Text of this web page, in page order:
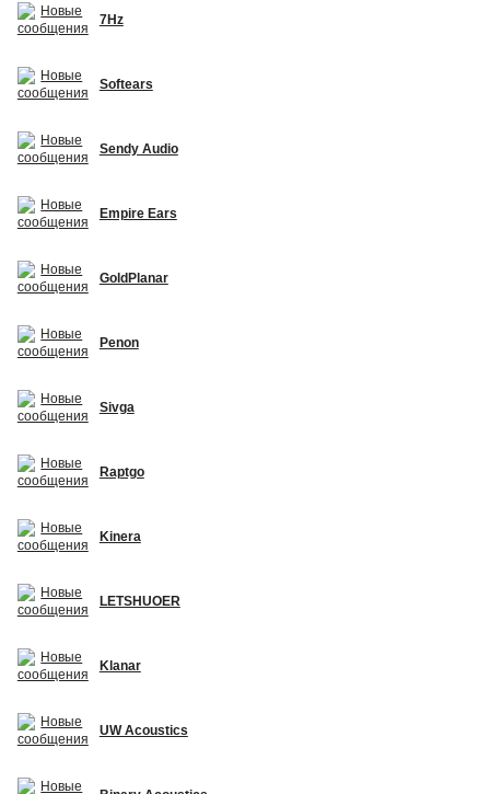
7Hz
Softears
Sendy Audio
Empire Ears
GoldPlanar
Penon
Sivga
Raptgo
Kinera
LETSHUOER
Klanar
UW Acoustics